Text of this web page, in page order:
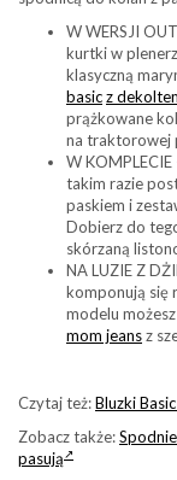
W WERSJI
kurtki w
klasyczną
basicz
prążkowane
na traktorowej
W
takim razie
paskiem i
Dobierz do
skórzaną
NA LUZIE Z
komponują się
modelu
mom jeansz
Czytaj też:Bluzki
Zobacz także:
pasują